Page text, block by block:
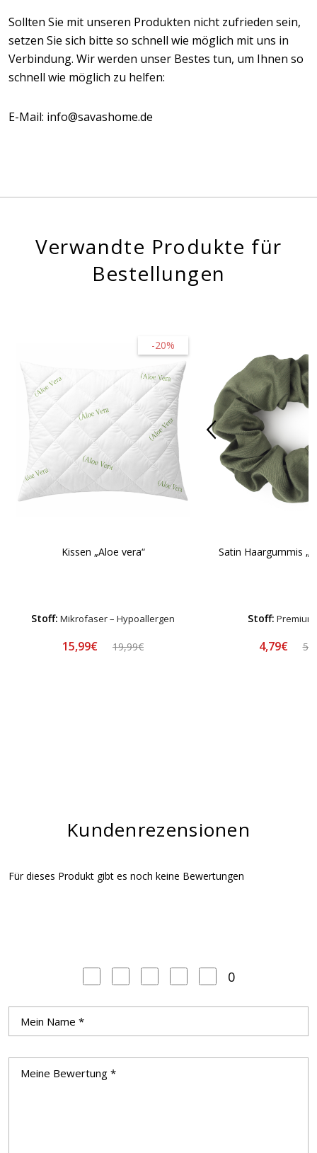
Sollten Sie mit unseren Produkten nicht zufrieden sein,
setzen Sie sich bitte so schnell wie möglich mit uns in
Verbindung. Wir werden unser Bestes tun, um Ihnen so
schnell wie möglich zu helfen:
E-Mail: info@savashome.de
Verwandte Produkte für
Bestellungen
-20%
Kissen „Aloe vera“
Stoff: Mikrofaser – Hypoallergen
15,99€ 19,99€
Satin Haargummis
Stoff:
4,79€
Kundenrezensionen
Für dieses Produkt gibt es noch keine Bewertungen
0